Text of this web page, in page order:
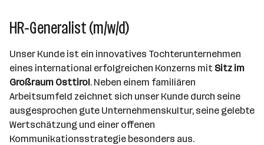
HR-Generalist (m/w/d)
Unser Kunde ist ein innovatives Tochterunternehmen
eines international erfolgreichen Konzerns mit Sitz im
Großraum Osttirol. Neben einem familiären
Arbeitsumfeld zeichnet sich unser Kunde durch seine
ausgesprochen gute Unternehmenskultur, seine gelebte
Wertschätzung und einer offenen
Kommunikationsstrategie besonders aus.